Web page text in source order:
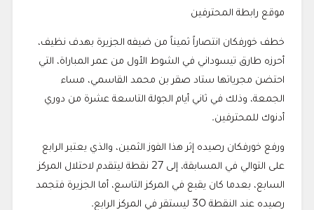
موقع رابطة المحترفين
خطف خورفكان انتصاراً ثميناً من ضيفه الجزيرة بهدف نظيف،
أحرزه طارق تيسوداني في الشوط الأول من عمر المباراة، التي
احتضن مجرياتها ستاد صقر بن محمد القاسمي، مساء
الجمعة، وذلك في ثاني أيام الجولة التاسعة عشرة من دوري
أدنوك للمحترفين.
ورفع خورفكان رصيده إثر هذا الفوز الثمين، والذي يعتبر الرابع
على التوالي في المسابقة، إلى 27 نقطة ليتقدم لاحتلال المركز
السابع، بعدما كان يقبع في المركز التاسع، أما الجزيرة فتجمد
رصيده عند النقطة 30 ليستقر في المركز الرابع.